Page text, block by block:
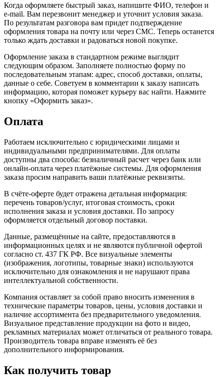
Когда оформляете быстрый заказ, напишите ФИО, телефон и
e-mail. Вам перезвонит менеджер и уточнит условия заказа.
По результатам разговора вам придет подтверждение
оформления товара на почту или через СМС. Теперь останется
только ждать доставки и радоваться новой покупке.
Оформление заказа в стандартном режиме выглядит
следующим образом. Заполняете полностью форму по
последовательным этапам: адрес, способ доставки, оплаты,
данные о себе. Советуем в комментарии к заказу написать
информацию, которая поможет курьеру вас найти. Нажмите
кнопку «Оформить заказ».
Оплата
Работаем исключительно с юридическими лицами и
индивидуальными предпринимателями. Для оплаты
доступны два способа: безналичный расчет через банк или
онлайн-оплата через платёжные системы. Для оформления
заказа просим направить ваши платёжные реквизиты.
В счёте-оферте будет отражена детальная информация:
перечень товаров/услуг, итоговая стоимость, сроки
исполнения заказа и условия доставки. По запросу
оформляется отдельный договор поставки.
Данные, размещённые на сайте, предоставляются в
информационных целях и не являются публичной офертой
согласно ст. 437 ГК РФ. Все визуальные элементы
(изображения, логотипы, товарные знаки) используются
исключительно для ознакомления и не нарушают права
интеллектуальной собственности.
Компания оставляет за собой право вносить изменения в
технические параметры товаров, цены, условия доставки и
наличие ассортимента без предварительного уведомления.
Визуальное представление продукции на фото и видео,
рекламных материалах может отличаться от реального товара.
Производитель товара вправе изменять её без
дополнительного информирования.
Как получить товар